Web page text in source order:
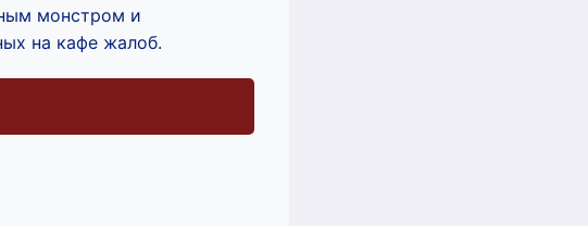
монстром и
на кафе жалоб.